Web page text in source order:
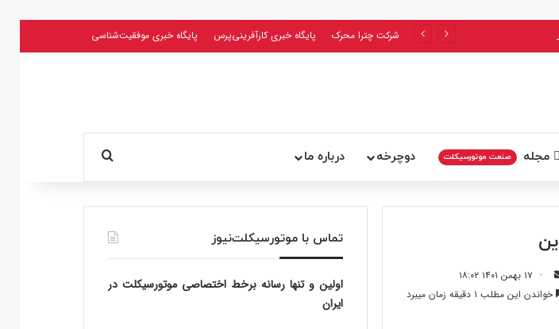
شرکت چترا محرک پایگاه خبری کارآفرینی‌پرس پایگاه خبری موفقیت‌شناسی
مجله صنعت موتورسیکلت دوچرخه درباره ما جستجو برای
ارسال
ایمیل
۱۷ بهمن ۱۴۰۱ ۱۸:۰۲
خواندن این مطلب ۱ دقیقه زمان میبرد
تماس با موتورسیکلت‌نیوز
اولین و تنها رسانه برخط اختصاصی موتورسیکلت در
ایران